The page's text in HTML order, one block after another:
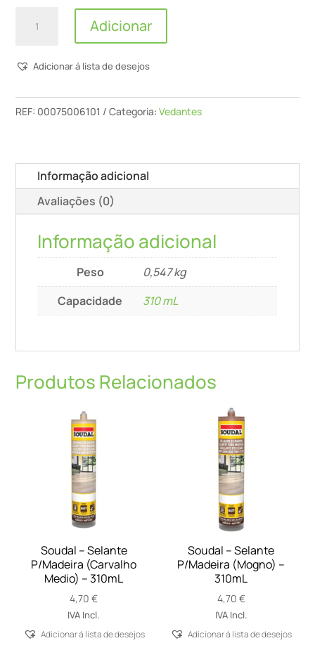
Quantidade
-
P/Madeira
-
310mL
Adicionar
Adicionar á lista de desejos
REF: 00075006101 Categoria:Vedantes
Informação adicional
Avaliações (0)
Informação adicional
Peso
0,547 kg
Capacidade
310 mL
Produtos Relacionados
Soudal – Selante
P/Madeira (Carvalho
Medio) – 310mL
4,70€
IVA Incl.
Adicionar á lista de desejos
Soudal – Selante
P/Madeira (Mogno) –
310mL
4,70 €
IVA Incl.
Adicionar á lista de desejos